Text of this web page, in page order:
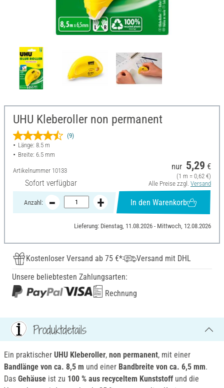
UHU Kleberoller non permanent
(9)
Länge: 8.5 m
Breite: 6.5 mm
Artikelnummer 10133
Sofort verfügbar
nur 5,29 €
(1 m = 0,62 €)
Alle Preise zzgl. Versand
Anzahl: In den Warenkorb
Lieferung: Dienstag, 11.08.2026 - Mittwoch, 12.08.2026
Kostenloser Versand ab 75 €*
Versand mit DHL
Unsere beliebtesten Zahlungsarten:
Rechnung
Produktdetails
Ein praktischer UHU Kleberoller, non permanent, mit einer
Bandlänge von ca. 8,5 m und einer Bandbreite von ca. 6,5 mm.
Das Gehäuse ist zu 100 % aus recyceltem Kunststoff und die